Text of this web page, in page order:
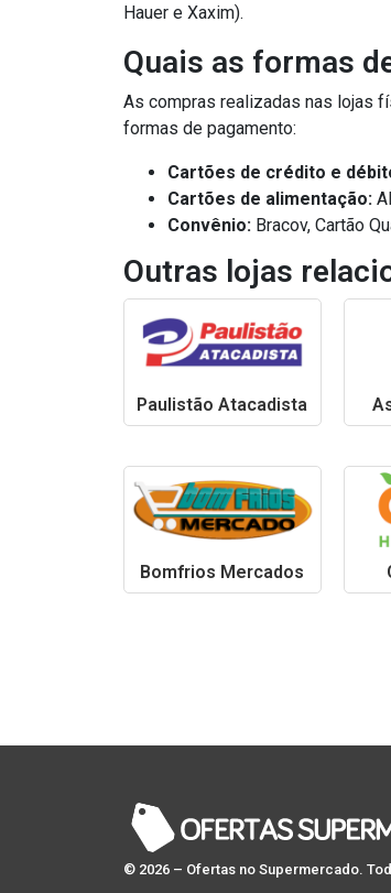
Hauer e Xaxim).
Quais as formas
As compras realizadas nas lojas
formas de pagamento:
Cartões de crédito e
Cartões de alimentação:
Convênio: Bracov, Cartão
Outras lojas
Paulistão Atacadista
Bomfrios Mercados
© 2026 – Ofertas no Supermercado.